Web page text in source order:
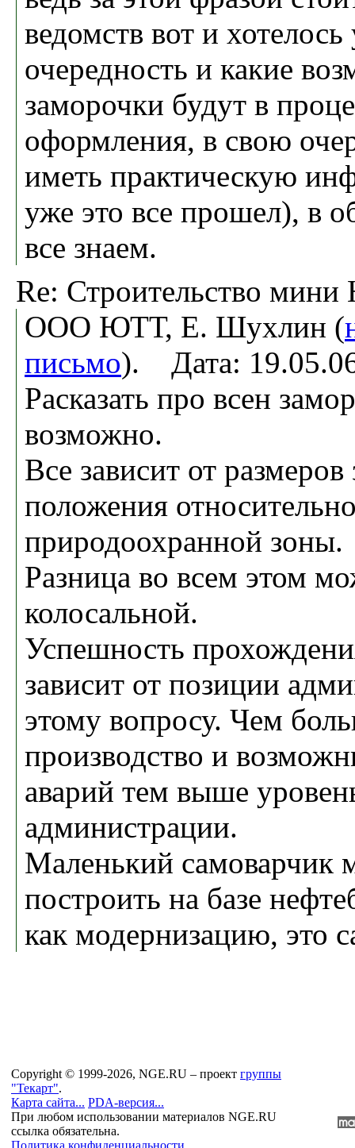
ведомств вот и хотелось
очередность и какие
заморочки будут в
оформления, в свою
иметь практическую
уже это все прошел), в
все знаем.
Re: Строительство
OOO ЮТТ, Е. Шухлин (
письмо). Дата:
Расказать про всен
возможно.
Все зависит от размеров
положения
природоохранной зоны.
Разница во всем этом
колосальной.
Успешность
зависит от позиции
этому вопросу. Чем
производство и
аварий тем выше
администрации.
Маленький самоварчик
построить на базе
как модернизацию, это
Copyright © 1999-2026, NGE.RU – проект группы
"Текарт".
Карта сайта... PDA-версия...
При любом использовании материалов NGE.RU
ссылка обязательна.
Политика конфиденциальности